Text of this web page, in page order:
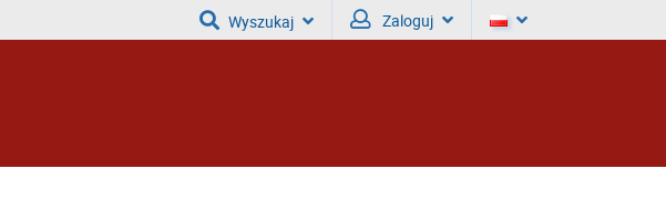
Wyszukaj Zaloguj